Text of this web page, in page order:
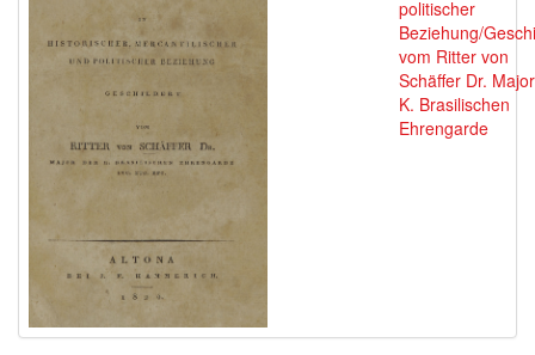
politischer
Beziehung/
vom Ritter von
Schäffer Dr.
K. Brasilischen
Ehrengarde